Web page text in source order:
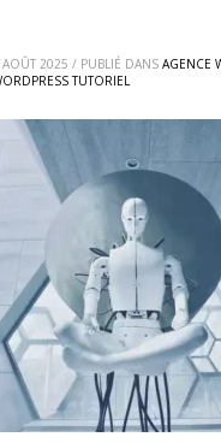
2025 / PUBLIÉ DANS AGENCE
TUTORIEL